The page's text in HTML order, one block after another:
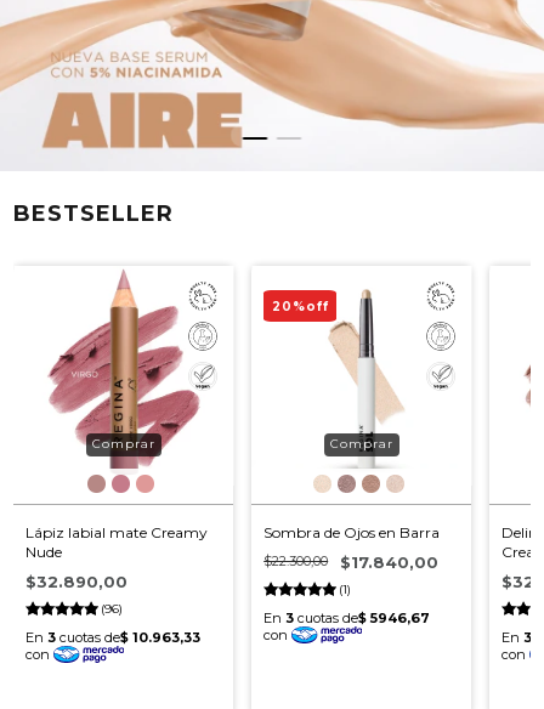
BESTSELLER
Lápiz labial mate Creamy
Nude
(96)
$32.890,00
20 %off
Sombra de Ojos en Barra
(1)
$22.300,00 $17.840,00